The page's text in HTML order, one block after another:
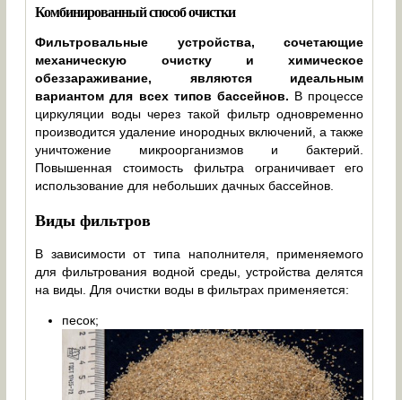
Комбинированный способ очистки
Фильтровальные устройства, сочетающие
механическую очистку и химическое
обеззараживание, являются идеальным
вариантом для всех типов бассейнов. В процессе
циркуляции воды через такой фильтр одновременно
производится удаление инородных включений, а также
уничтожение микроорганизмов и бактерий.
Повышенная стоимость фильтра ограничивает его
использование для небольших дачных бассейнов.
Виды фильтров
В зависимости от типа наполнителя, применяемого
для фильтрования водной среды, устройства делятся
на виды. Для очистки воды в фильтрах применяется:
песок;